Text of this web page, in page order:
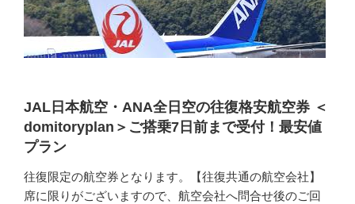
JAL日本航空・ANA全日空の往復格安航空券 ＜
domitoryplan＞ご搭乗7日前まで受付！最安値
プラン
往復限定の航空券となります。【往復共通の航空会社】
席に限りがございますので、航空会社へ問合せ後のご回